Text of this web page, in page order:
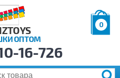
ОПТОМ
0
р.
16-726